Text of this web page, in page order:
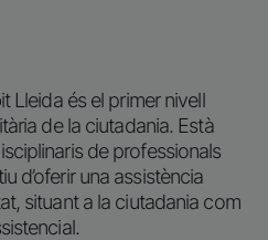
Lleida és el primer nivell
de la ciutadania. Està
de professionals
d’oferir una assistència
situant a la ciutadania com